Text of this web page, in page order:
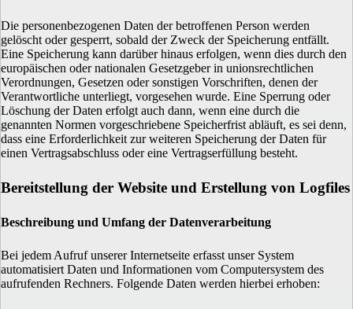
Die personenbezogenen Daten der betroffenen Person werden
gelöscht oder gesperrt, sobald der Zweck der Speicherung entfällt.
Eine Speicherung kann darüber hinaus erfolgen, wenn dies durch den
europäischen oder nationalen Gesetzgeber in unionsrechtlichen
Verordnungen, Gesetzen oder sonstigen Vorschriften, denen der
Verantwortliche unterliegt, vorgesehen wurde. Eine Sperrung oder
Löschung der Daten erfolgt auch dann, wenn eine durch die
genannten Normen vorgeschriebene Speicherfrist abläuft, es sei denn,
dass eine Erforderlichkeit zur weiteren Speicherung der Daten für
einen Vertragsabschluss oder eine Vertragserfüllung besteht.
Bereitstellung der Website und Erstellung von Logfiles
Beschreibung und Umfang der Datenverarbeitung
Bei jedem Aufruf unserer Internetseite erfasst unser System
automatisiert Daten und Informationen vom Computersystem des
aufrufenden Rechners. Folgende Daten werden hierbei erhoben: